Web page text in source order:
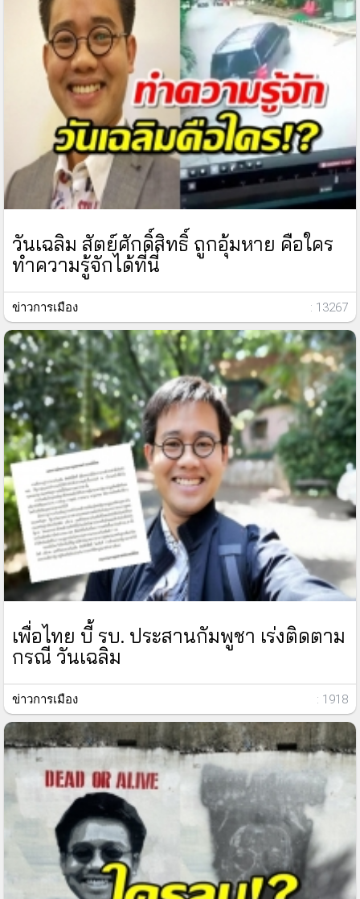
วันเฉลิม สัตย์ศักดิ์สิทธิ์ ถูกอุ้มหาย คือใคร
ทำความรู้จักได้ที่นี่
ข่าวการเมือง : 13267
เพื่อไทย บี้ รบ. ประสานกัมพูชา เร่งติดตาม
กรณี วันเฉลิม
ข่าวการเมือง : 1918